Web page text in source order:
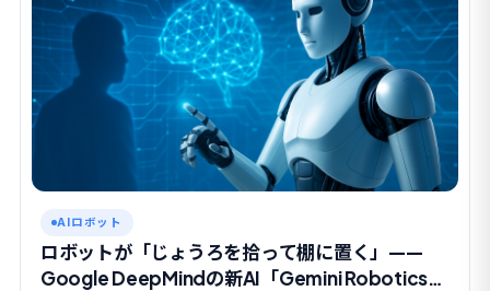
AIロボット
ロボットが「じょうろを拾って棚に置く」——
Google DeepMindの新AI「Gemini Robotics